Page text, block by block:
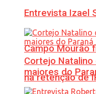
Campo Mourão
na retenção de
Entrevista Izael
Cortejo
maiores do